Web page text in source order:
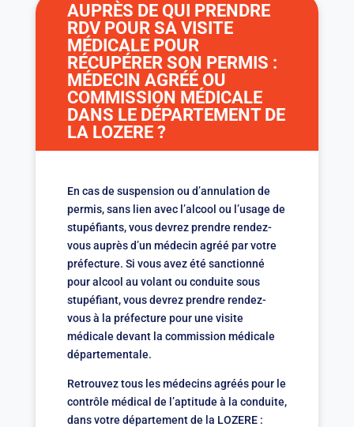
AUPRÈS DE QUI PRENDRE
RDV POUR SA VISITE
MÉDICALE POUR
RÉCUPÉRER SON PERMIS :
MÉDECIN AGRÉÉ OU
COMMISSION MÉDICALE
DANS LE DÉPARTEMENT DE
LA LOZERE ?
En cas de suspension ou d’annulation de
permis, sans lien avec l’alcool ou l’usage de
stupéfiants, vous devrez prendre rendez-
vous auprès d’un médecin agréé par votre
préfecture. Si vous avez été sanctionné
pour alcool au volant ou conduite sous
stupéfiant, vous devrez prendre rendez-
vous à la préfecture pour une visite
médicale devant la commission médicale
départementale.
Retrouvez tous les médecins agréés pour le
contrôle médical de l’aptitude à la conduite,
dans votre département de la LOZERE :